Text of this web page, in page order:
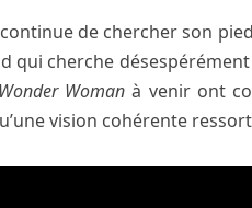
de chercher son
qui cherche
Wonder Woman à venir ont
vision cohérente